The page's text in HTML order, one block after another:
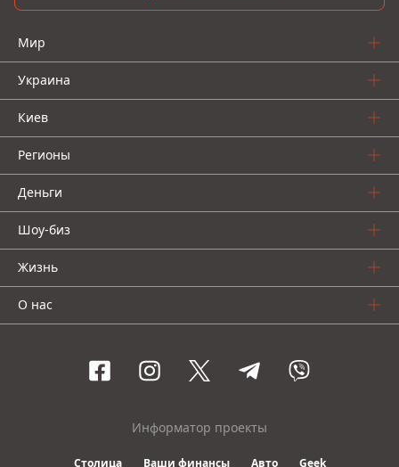
Мир
Украина
Киев
Регионы
Деньги
Шоу-биз
Жизнь
О нас
Информатор проекты
Столица Ваши финансы Авто Geek